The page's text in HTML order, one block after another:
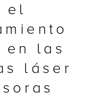
el
en las
láser